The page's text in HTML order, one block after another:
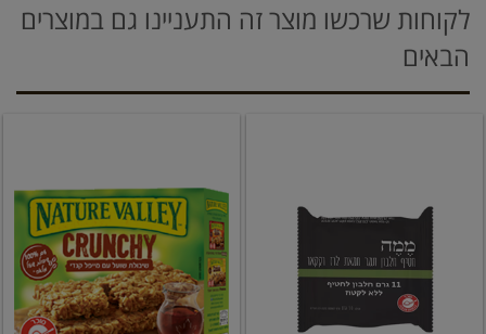
לקוחות שרכשו מוצר זה התעניינו גם במוצרים
הבאים